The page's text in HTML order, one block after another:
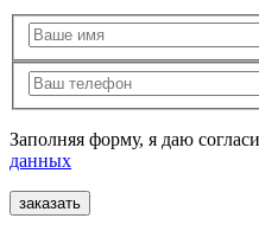
Заполняя форму, я даю
данных